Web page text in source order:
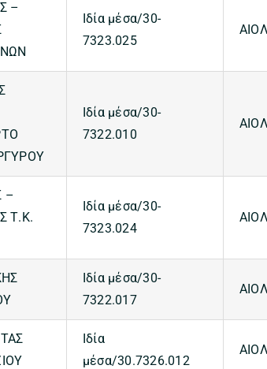
–
Ιδία μέσα/30-
7323.025
Ιδία μέσα/30-
7322.010
–
Τ.Κ.
Ιδία μέσα/30-
7323.024
Ιδία μέσα/30-
7322.017
Ιδία
μέσα/30.7326.012